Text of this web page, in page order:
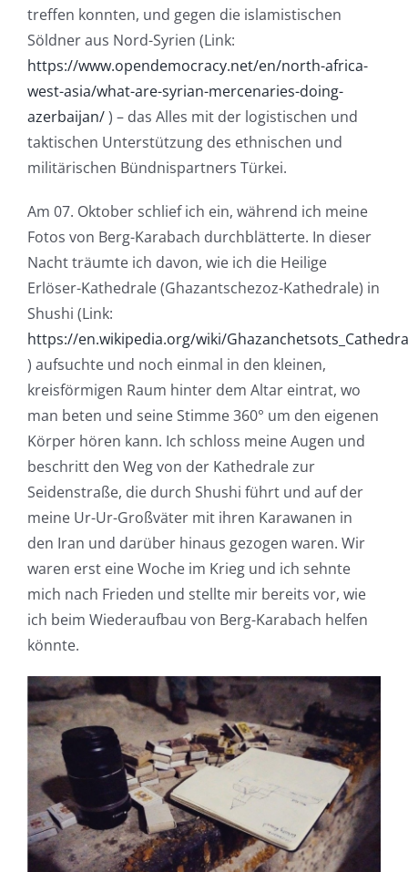
treffen konnten, und gegen die islamistischen
Söldner aus Nord-Syrien (Link:
https://www.opendemocracy.net/en/north-africa-
west-asia/what-are-syrian-mercenaries-doing-
azerbaijan/) – das Alles mit der logistischen und
taktischen Unterstützung des ethnischen und
militärischen Bündnispartners Türkei.
Am 07. Oktober schlief ich ein, während ich meine
Fotos von Berg-Karabach durchblätterte. In dieser
Nacht träumte ich davon, wie ich die Heilige
Erlöser-Kathedrale (Ghazantschezoz-Kathedrale) in
Shushi (Link:
https://en.wikipedia.org/wiki/
) aufsuchte und noch einmal in den kleinen,
kreisförmigen Raum hinter dem Altar eintrat, wo
man beten und seine Stimme 360° um den eigenen
Körper hören kann. Ich schloss meine Augen und
beschritt den Weg von der Kathedrale zur
Seidenstraße, die durch Shushi führt und auf der
meine Ur-Ur-Großväter mit ihren Karawanen in
den Iran und darüber hinaus gezogen waren. Wir
waren erst eine Woche im Krieg und ich sehnte
mich nach Frieden und stellte mir bereits vor, wie
ich beim Wiederaufbau von Berg-Karabach helfen
könnte.